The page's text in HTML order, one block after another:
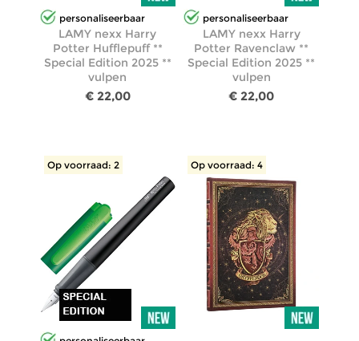
personaliseerbaar
LAMY nexx Harry
Potter Hufflepuff **
Special Edition 2025 **
vulpen
€ 22,00
personaliseerbaar
LAMY nexx Harry
Potter Ravenclaw **
Special Edition 2025 **
vulpen
€ 22,00
Op voorraad: 2 Op voorraad: 4